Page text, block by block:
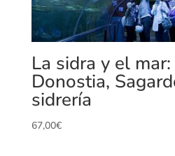
La sidra y el
Donostia,
sidrería
67,00€